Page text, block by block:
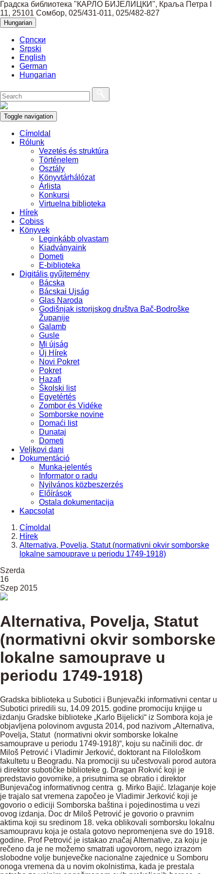
Градска библиотека "КАРЛО БИЈЕЛИЦКИ", Краља Петра I
11, 25101 Сомбор, 025/431-011, 025/482-827
Hungarian
Српски
Srpski
English
German
Hungarian
Toggle navigation
Címoldal
Rólunk
Vezetés és struktúra
Történelem
Osztály
Könyvtárhálózat
Árlista
Konkursi
Virtuelna biblioteka
Hírek
Cobiss
Könyvek
Leginkább olvastam
Kiadványaink
Dometi
E-biblioteka
Digitális gyűjtemény
Bácska
Bácskai Ujság
Glas Naroda
Godišnjak istorijskog društva Bač-Bodroške
Županije
Galamb
Gusle
Mi újság
Űj Hírek
Novi Pokret
Pokret
Hazafi
Školski list
Egyetértés
Zombor és Vidéke
Somborske novine
Domaći list
Dunataj
Dometi
Veljkovi dani
Dokumentáció
Munka-jelentés
Informator o radu
Nyilvános közbeszerzés
Előírások
Ostala dokumentacija
Kapcsolat
Címoldal
Hírek
Alternativa, Povelja, Statut (normativni okvir somborske
lokalne samouprave u periodu 1749-1918)
Szerda
16
Szep 2015
Alternativa, Povelja, Statut
(normativni okvir somborske
lokalne samouprave u
periodu 1749-1918)
Gradska biblioteka u Subotici i Bunjevački informativni centar u
Subotici priredili su, 14.09 2015. godine promociju knjige u
izdanju Gradske biblioteke „Karlo Bijelicki“ iz Sombora koja je
objavljena polovinom avgusta 2014, pod nazivom „Alternativa,
Povelja, Statut (normativni okvir somborske lokalne
samouprave u periodu 1749-1918)“, koju su načinili doc. dr
Miloš Petrović i Vladimir Jerković, doktorant na Filološkom
fakultetu u Beogradu. Na promociji su učestvovali porod autora
i direktor subotičke biblioteke g. Dragan Rokvić koji je
predstavio govornike, a prisutnima se obratio i direktor
Bunјevačog informativnog centra g. Mirko Bajić. Izlaganje koje
je trajalo sat vremena započeo je Vladimir Jerković koji je
govorio o ediciji Somborska baština i pojedinostima u vezi
ovog izdanja. Doc dr Miloš Petrović je govorio o pravnim
aktima koji su sredinom 18. veka oblikovali somborsku lokalnu
samoupravu koja je ostala gotovo nepromenjena sve do 1918.
godine. Prof Petrović je istakao značaj Alternative, za koju je
rečeno da je ne možemo smatrati ugovorom, nego izrazom
slobodne volje bunjevečke nacionalne zajednice u Somboru
onoga vremena da u novim okolnistima, kada je prestala